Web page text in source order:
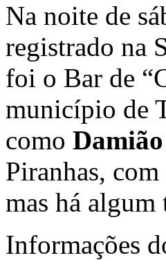
Na noite de
registrado na
foi o Bar de
município de
como
Piranhas,
mas há algum
Informações